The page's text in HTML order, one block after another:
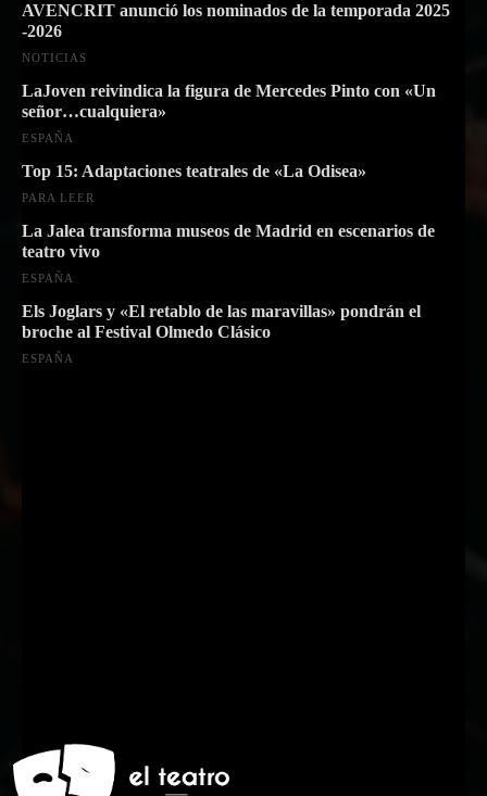
AVENCRIT anunció los nominados de la temporada 2025
-2026
NOTICIAS
LaJoven reivindica la figura de Mercedes Pinto con «Un
señor…cualquiera»
ESPAÑA
Top 15: Adaptaciones teatrales de «La Odisea»
PARA LEER
La Jalea transforma museos de Madrid en escenarios de
teatro vivo
ESPAÑA
Els Joglars y «El retablo de las maravillas» pondrán el
broche al Festival Olmedo Clásico
ESPAÑA